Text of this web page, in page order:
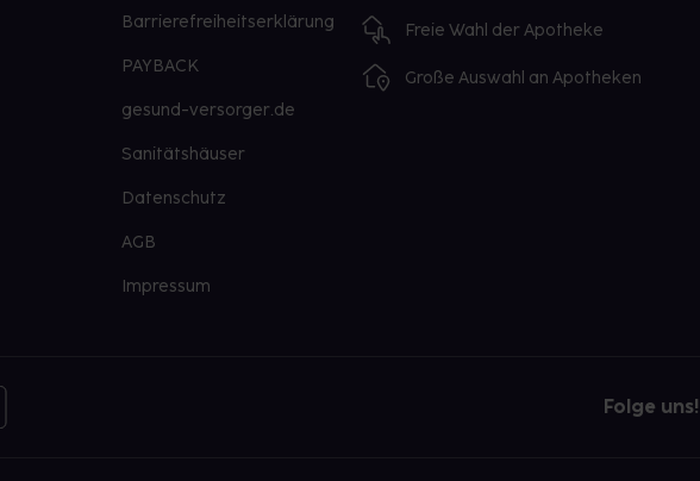
Barrierefreiheitserklärung
PAYBACK
gesund-versorger.de
Sanitätshäuser
Datenschutz
AGB
Impressum
Freie Wahl der Apotheke
Große Auswahl an Apotheken
Folge uns!